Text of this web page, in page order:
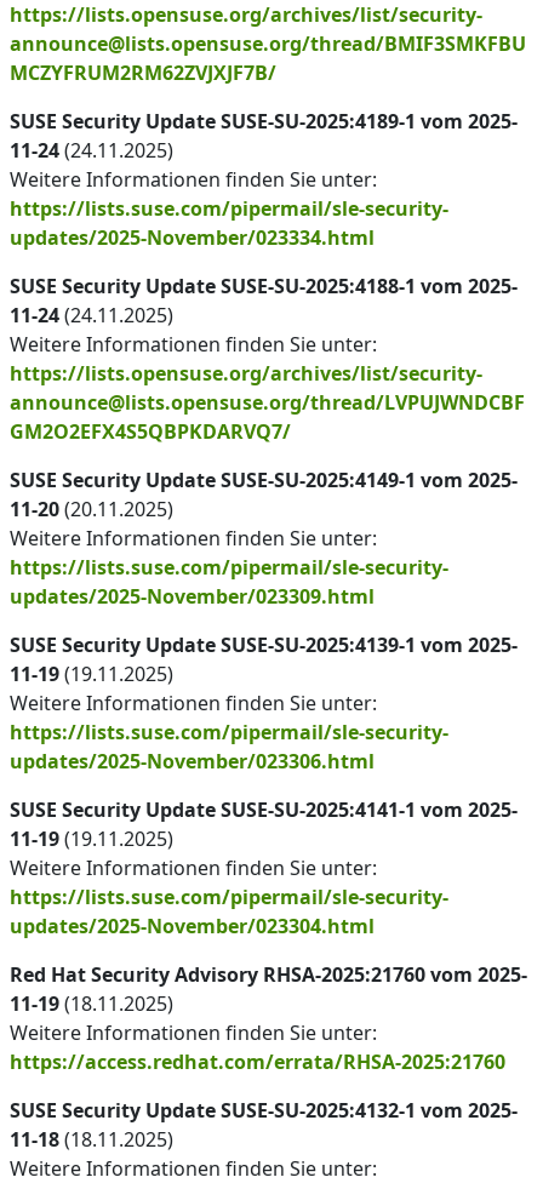
https://lists.opensuse.org/archives/list/security-
announce@lists.opensuse.org/thread/BMIF3SMKFBU
MCZYFRUM2RM62ZVJXJF7B/
SUSE Security Update SUSE-SU-2025:4189-1 vom 2025-
11-24(24.11.2025)
Weitere Informationen finden Sie unter:
https://lists.suse.com/pipermail/sle-security-
updates/2025-November/023334.html
SUSE Security Update SUSE-SU-2025:4188-1 vom 2025-
11-24(24.11.2025)
Weitere Informationen finden Sie unter:
https://lists.opensuse.org/archives/list/security-
announce@lists.opensuse.org/thread/LVPUJWNDCBF
GM2O2EFX4S5QBPKDARVQ7/
SUSE Security Update SUSE-SU-2025:4149-1 vom 2025-
11-20(20.11.2025)
Weitere Informationen finden Sie unter:
https://lists.suse.com/pipermail/sle-security-
updates/2025-November/023309.html
SUSE Security Update SUSE-SU-2025:4139-1 vom 2025-
11-19(19.11.2025)
Weitere Informationen finden Sie unter:
https://lists.suse.com/pipermail/sle-security-
updates/2025-November/023306.html
SUSE Security Update SUSE-SU-2025:4141-1 vom 2025-
11-19(19.11.2025)
Weitere Informationen finden Sie unter:
https://lists.suse.com/pipermail/sle-security-
updates/2025-November/023304.html
Red Hat Security Advisory RHSA-2025:21760 vom 2025-
11-19(18.11.2025)
Weitere Informationen finden Sie unter:
https://access.redhat.com/errata/RHSA-2025:21760
SUSE Security Update SUSE-SU-2025:4132-1 vom 2025-
11-18(18.11.2025)
Weitere Informationen finden Sie unter: